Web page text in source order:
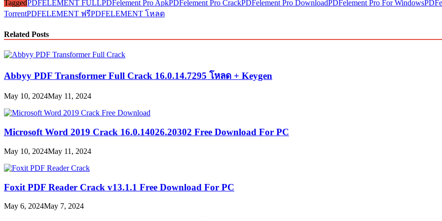
TaggedPDFELEMENT FULLPDFelement Pro ApkPDFelement Pro CrackPDFelement Pro DownloadPDFelement Pro For Windows
TorrentPDFELEMENT ฟรีPDFELEMENT โหลด
Related Posts
Abbyy PDF Transformer Full Crack 16.0.14.7295 โหลด + Keygen
May 10, 2024May 11, 2024
Microsoft Word 2019 Crack 16.0.14026.20302 Free Download For PC
May 10, 2024May 11, 2024
Foxit PDF Reader Crack v13.1.1 Free Download For PC
May 6, 2024May 7, 2024